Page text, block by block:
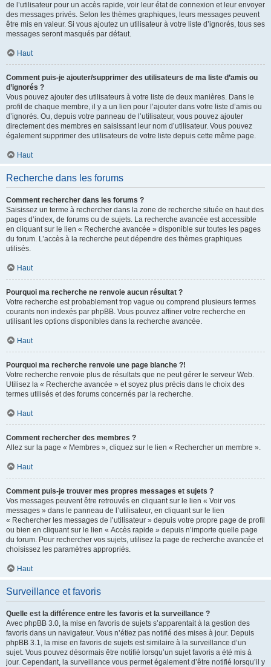
de l’utilisateur pour un accès rapide, voir leur état de connexion et leur envoyer
des messages privés. Selon les thèmes graphiques, leurs messages peuvent
être mis en valeur. Si vous ajoutez un utilisateur à votre liste d’ignorés, tous ses
messages seront masqués par défaut.
Haut
Comment puis-je ajouter/supprimer des utilisateurs de ma liste d’amis ou
d’ignorés ?
Vous pouvez ajouter des utilisateurs à votre liste de deux manières. Dans le
profil de chaque membre, il y a un lien pour l’ajouter dans votre liste d’amis ou
d’ignorés. Ou, depuis votre panneau de l’utilisateur, vous pouvez ajouter
directement des membres en saisissant leur nom d’utilisateur. Vous pouvez
également supprimer des utilisateurs de votre liste depuis cette même page.
Haut
Recherche dans les forums
Comment rechercher dans les forums ?
Saisissez un terme à rechercher dans la zone de recherche située en haut des
pages d’index, de forums ou de sujets. La recherche avancée est accessible
en cliquant sur le lien « Recherche avancée » disponible sur toutes les pages
du forum. L’accès à la recherche peut dépendre des thèmes graphiques
utilisés.
Haut
Pourquoi ma recherche ne renvoie aucun résultat ?
Votre recherche est probablement trop vague ou comprend plusieurs termes
courants non indexés par phpBB. Vous pouvez affiner votre recherche en
utilisant les options disponibles dans la recherche avancée.
Haut
Pourquoi ma recherche renvoie une page blanche ?!
Votre recherche renvoie plus de résultats que ne peut gérer le serveur Web.
Utilisez la « Recherche avancée » et soyez plus précis dans le choix des
termes utilisés et des forums concernés par la recherche.
Haut
Comment rechercher des membres ?
Allez sur la page « Membres », cliquez sur le lien « Rechercher un membre ».
Haut
Comment puis-je trouver mes propres messages et sujets ?
Vos messages peuvent être retrouvés en cliquant sur le lien « Voir vos
messages » dans le panneau de l’utilisateur, en cliquant sur le lien
« Rechercher les messages de l’utilisateur » depuis votre propre page de profil
ou bien en cliquant sur le lien « Accès rapide » depuis n’importe quelle page
du forum. Pour rechercher vos sujets, utilisez la page de recherche avancée et
choisissez les paramètres appropriés.
Haut
Surveillance et favoris
Quelle est la différence entre les favoris et la surveillance ?
Avec phpBB 3.0, la mise en favoris de sujets s’apparentait à la gestion des
favoris dans un navigateur. Vous n’étiez pas notifié des mises à jour. Depuis
phpBB 3.1, la mise en favoris de sujets est similaire à la surveillance d’un
sujet. Vous pouvez désormais être notifié lorsqu’un sujet favoris a été mis à
jour. Cependant, la surveillance vous permet également d’être notifié lorsqu’il y